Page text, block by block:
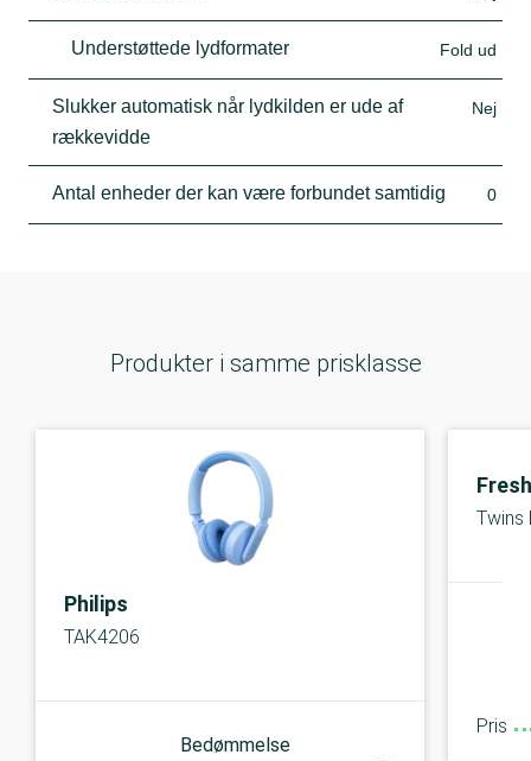
Understøttede lydformater Fold ud
Slukker automatisk når lydkilden er ude af
rækkevidde
Nej
Antal enheder der kan være forbundet samtidig 0
Produkter i samme prisklasse
Philips
TAK4206
Bedømmelse
Twins
Pris